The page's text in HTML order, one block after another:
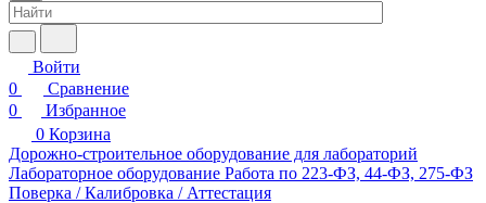
Войти
0
Сравнение
0
Избранное
0 Корзина
Дорожно-строительное оборудование для лабораторий
Лабораторное оборудование Работа по 223-ФЗ, 44-ФЗ, 275-ФЗ
Поверка / Калибровка / Аттестация